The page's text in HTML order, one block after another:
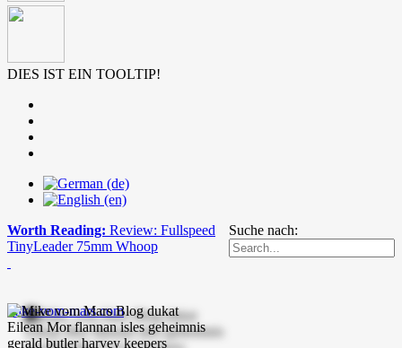
DIES IST EIN TOOLTIP!
Suche nach:
Worth Reading: Review: Fullspeed
TinyLeader 75mm Whoop
mike-vom-mars.com